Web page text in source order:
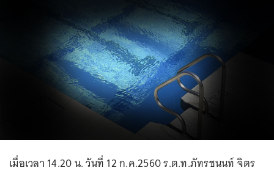
เมื่อเวลา 14.20 น. วันที่ 12 ก.ค.2560 ร.ต.ท.ภัทรชนนท์ จิตร